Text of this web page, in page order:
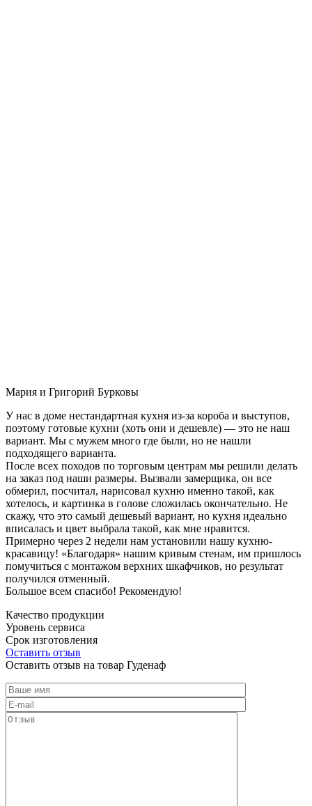
Мария и Григорий Бурковы
У нас в доме нестандартная кухня из-за короба и выступов,
поэтому готовые кухни (хоть они и дешевле) — это не наш
вариант. Мы с мужем много где были, но не нашли
подходящего варианта.
После всех походов по торговым центрам мы решили делать
на заказ под наши размеры. Вызвали замерщика, он все
обмерил, посчитал, нарисовал кухню именно такой, как
хотелось, и картинка в голове сложилась окончательно. Не
скажу, что это самый дешевый вариант, но кухня идеально
вписалась и цвет выбрала такой, как мне нравится.
Примерно через 2 недели нам установили нашу кухню-
красавицу! «Благодаря» нашим кривым стенам, им пришлось
помучиться с монтажом верхних шкафчиков, но результат
получился отменный.
Большое всем спасибо! Рекомендую!
Качество продукции
Уровень сервиса
Срок изготовления
Оставить отзыв
Оставить отзыв на товар Гуденаф